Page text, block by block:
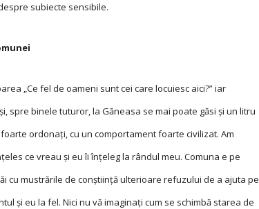
subiecte sensibile.
„Ce fel de oameni sunt cei care locuiesc aici?” iar
spre binele tuturor, la Găneasa se mai poate găsi și un litru
ordonaţi, cu un comportament foarte civilizat. Am
ce vreau și eu îi înţeleg la rândul meu. Comuna e pe
cu mustrările de conștiinţă ulterioare refuzului de a ajuta pe
și eu la fel. Nici nu vă imaginaţi cum se schimbă starea de